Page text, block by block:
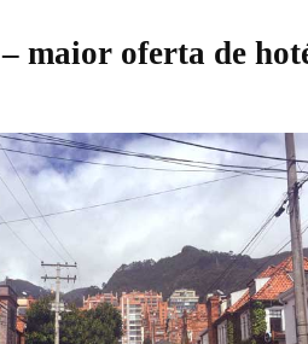
– maior oferta de